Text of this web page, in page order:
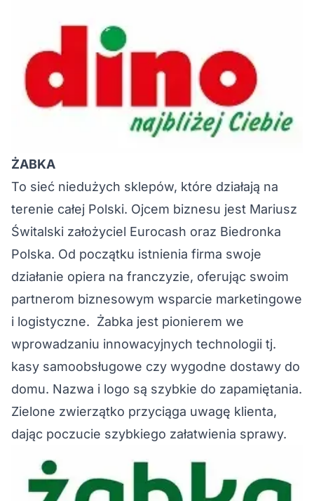
ŻABKA
To sieć niedużych sklepów, które działają na
terenie całej Polski. Ojcem biznesu jest Mariusz
Świtalski założyciel Eurocash oraz Biedronka
Polska. Od początku istnienia firma swoje
działanie opiera na franczyzie, oferując swoim
partnerom biznesowym wsparcie marketingowe
i logistyczne. Żabka jest pionierem we
wprowadzaniu innowacyjnych technologii tj.
kasy samoobsługowe czy wygodne dostawy do
domu. Nazwa i logo są szybkie do zapamiętania.
Zielone zwierzątko przyciąga uwagę klienta,
dając poczucie szybkiego załatwienia sprawy.